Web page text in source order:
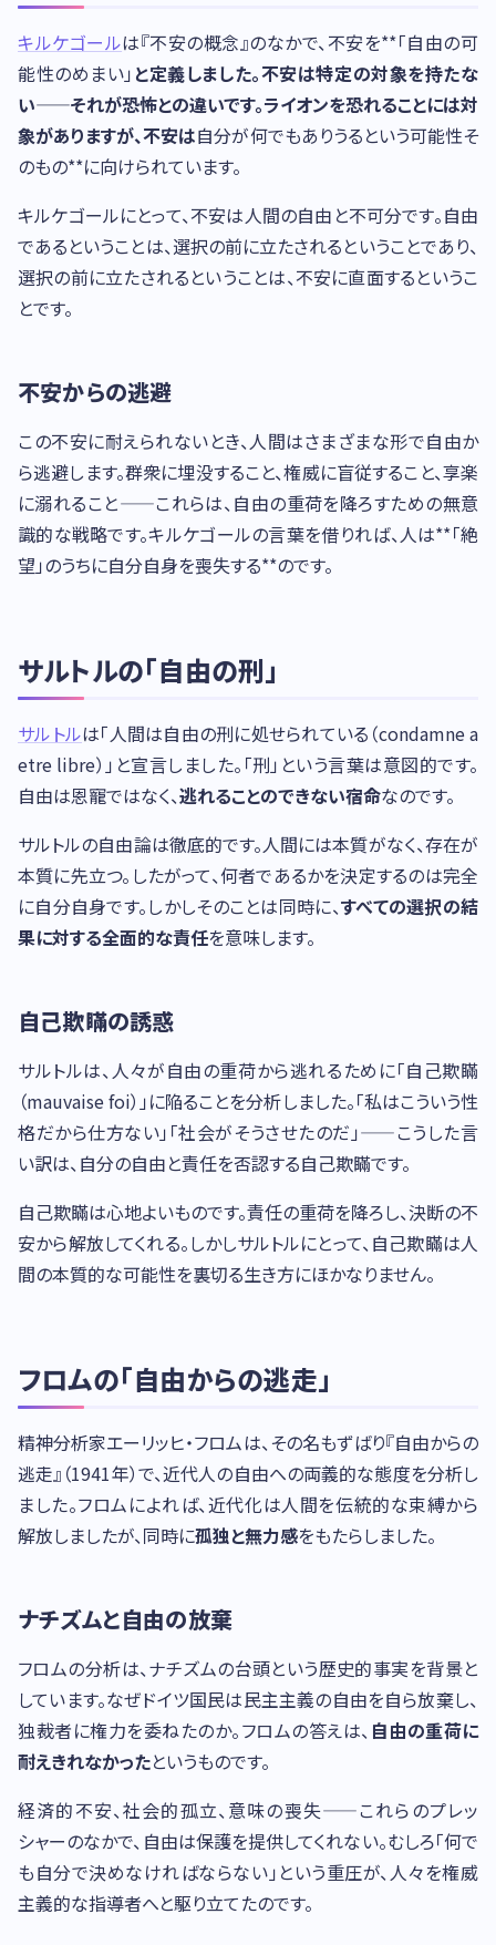
キルケゴールは『不安の概念』のなかで、不安を**「自由の可
能性のめまい」 と定義しました。不安は特定の対象を持たな
い——それが恐怖との違いです。ライオンを恐れることには対
象がありますが、不安は自分が何でもありうるという可能性そ
のもの**に向けられています。
キルケゴールにとって、不安は人間の自由と不可分です。自由
であるということは、選択の前に立たされるということであり、
選択の前に立たされるということは、不安に直面するというこ
とです。
不安からの逃避
この不安に耐えられないとき、人間はさまざまな形で自由か
ら逃避します。群衆に埋没すること、権威に盲従すること、享楽
に溺れること——これらは、自由の重荷を降ろすための無意
識的な戦略です。キルケゴールの言葉を借りれば、人は**「絶
望」のうちに自分自身を喪失する**のです。
サルトルの「自由の刑」
サルトルは「人間は自由の刑に処せられている（condamne a
etre libre）」と宣言しました。「刑」という言葉は意図的です。
自由は恩寵ではなく、逃れることのできない宿命なのです。
サルトルの自由論は徹底的です。人間には本質がなく、存在が
本質に先立つ。したがって、何者であるかを決定するのは完全
に自分自身です。しかしそのことは同時に、すべての選択の結
果に対する全面的な責任を意味します。
自己欺瞞の誘惑
サルトルは、人々が自由の重荷から逃れるために「自己欺瞞
（mauvaise foi）」に陥ることを分析しました。「私はこういう性
格だから仕方ない」「社会がそうさせたのだ」——こうした言
い訳は、自分の自由と責任を否認する自己欺瞞です。
自己欺瞞は心地よいものです。責任の重荷を降ろし、決断の不
安から解放してくれる。しかしサルトルにとって、自己欺瞞は人
間の本質的な可能性を裏切る生き方にほかなりません。
フロムの「自由からの逃走」
精神分析家エーリッヒ・フロムは、その名もずばり『自由からの
逃走』（1941年）で、近代人の自由への両義的な態度を分析し
ました。フロムによれば、近代化は人間を伝統的な束縛から
解放しましたが、同時に孤独と無力感をもたらしました。
ナチズムと自由の放棄
フロムの分析は、ナチズムの台頭という歴史的事実を背景と
しています。なぜドイツ国民は民主主義の自由を自ら放棄し、
独裁者に権力を委ねたのか。フロムの答えは、 自由の重荷に
耐えきれなかったというものです。
経済的不安、社会的孤立、意味の喪失——これらのプレッ
シャーのなかで、自由は保護を提供してくれない。むしろ「何で
も自分で決めなければならない」という重圧が、人々を権威
主義的な指導者へと駆り立てたのです。